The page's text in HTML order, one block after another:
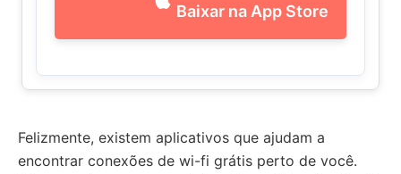
Baixar na App Store
Felizmente, existem aplicativos que ajudam a
encontrar conexões de wi-fi grátis perto de você.